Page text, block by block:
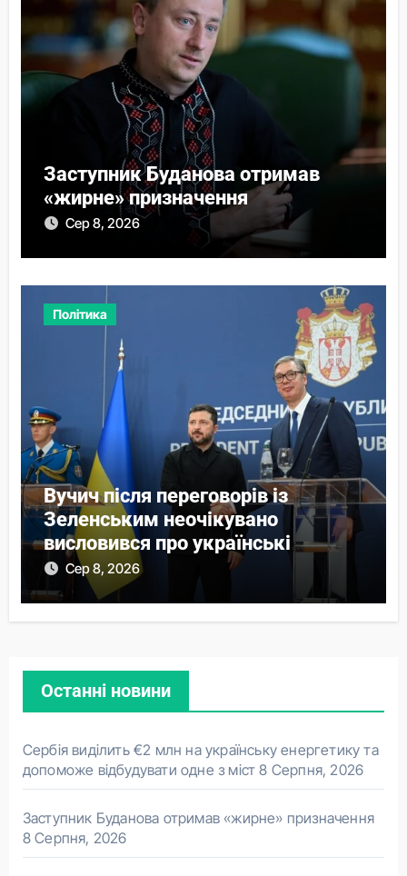
Заступник Буданова отримав
«жирне» призначення
Сер 8, 2026
Політика
Вучич після переговорів із
Зеленським неочікувано
висловився про українські
території
Сер 8, 2026
Останні новини
Сербія виділить €2 млн на українську енергетику та
допоможе відбудувати одне з міст 8 Серпня, 2026
Заступник Буданова отримав «жирне» призначення
8 Серпня, 2026